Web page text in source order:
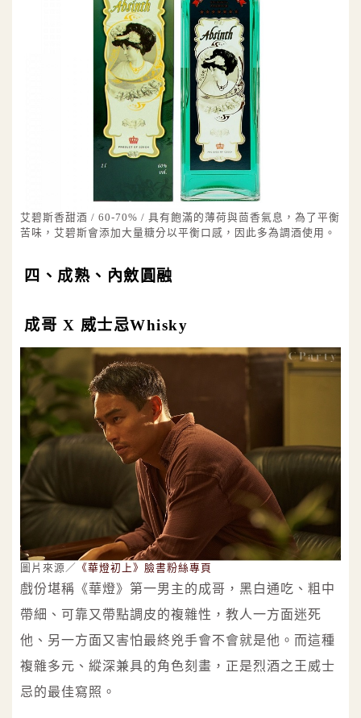
艾碧斯香甜酒 / 60-70% / 具有飽滿的薄荷與茴香氣息，為了平衡
苦味，艾碧斯會添加大量糖分以平衡口感，因此多為調酒使用。
四、成熟、內斂圓融
成哥 X 威士忌Whisky
圖片來源／ 《華燈初上》臉書粉絲專頁
戲份堪稱《華燈》第一男主的成哥，黑白通吃、粗中
帶細、可靠又帶點調皮的複雜性，教人一方面迷死
他、另一方面又害怕最終兇手會不會就是他。而這種
複雜多元、縱深兼具的角色刻畫，正是烈酒之王威士
忌的最佳寫照。